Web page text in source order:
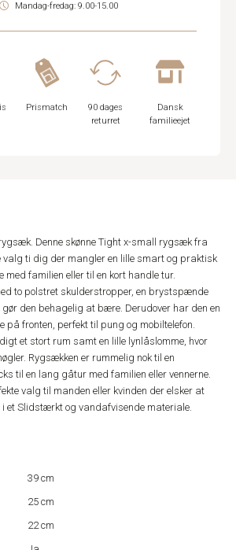
Mandag-fredag: 9.00-15.00
Prismatch
90 dages
returret
Dansk
familieejet
Denne skønne Tight x-small rygsæk fra
valg ti dig der mangler en lille smart og praktisk
familien eller til en kort handle tur.
to polstret skulderstropper, en brystspænde
den behagelig at bære. Derudover har den en
på fronten, perfekt til pung og mobiltelefon.
et stort rum samt en lille lynlåslomme, hvor
Rygsækken er rummelig nok til en
til en lang gåtur med familien eller vennerne.
valg til manden eller kvinden der elsker at
et Slidstærkt og vandafvisende materiale.
39 cm
25 cm
22 cm